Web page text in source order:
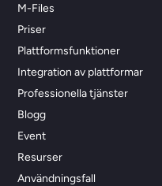
M-Files
Priser
Plattformsfunktioner
Integration av plattformar
Professionella tjänster
Blogg
Event
Resurser
Användningsfall